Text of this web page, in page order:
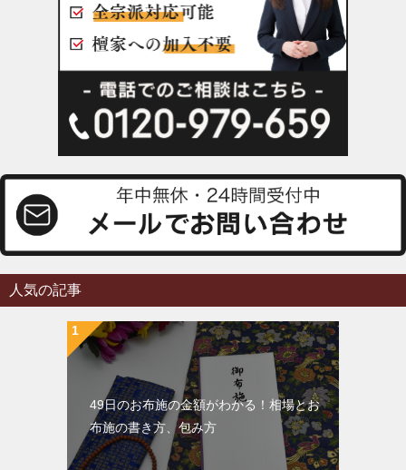
人気の記事
49日のお布施の金額がわかる！相場とお
布施の書き方、包み方